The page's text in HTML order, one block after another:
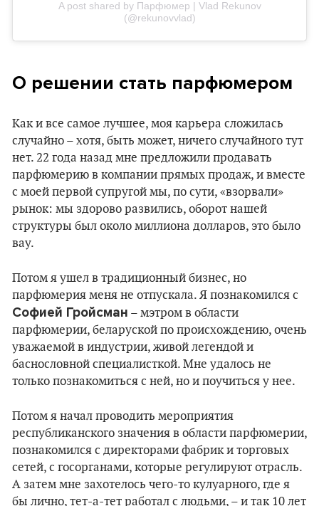
A post shared by Парфюмер | Vlad Rekunov
(@rekunovvlad)
О решении стать парфюмером
Как и все самое лучшее, моя карьера сложилась
случайно – хотя, быть может, ничего случайного тут
нет. 22 года назад мне предложили продавать
парфюмерию в компании прямых продаж, и вместе
с моей первой супругой мы, по сути, «взорвали»
рынок: мы здорово развились, оборот нашей
структуры был около миллиона долларов, это было
вау.
Потом я ушел в традиционный бизнес, но
парфюмерия меня не отпускала. Я познакомился с
Софией Гройсман – мэтром в области
парфюмерии, беларуской по происхождению, очень
уважаемой в индустрии, живой легендой и
баснословной специалисткой. Мне удалось не
только познакомиться с ней, но и поучиться у нее.
Потом я начал проводить мероприятия
республиканского значения в области парфюмерии,
познакомился с директорами фабрик и торговых
сетей, с госорганами, которые регулируют отрасль.
А затем мне захотелось чего-то кулуарного, где я
бы лично, тет-а-тет работал с людьми, – и так 10 лет